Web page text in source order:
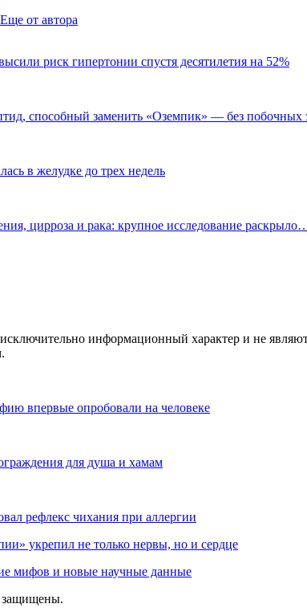
Еще от автора
риск гипертонии спустя десятилетия на 52%
способный заменить «Оземпик» — без побочных
в желудке до трех недель
цирроза и рака: крупное исследование
информационный характер и не
впервые опробовали на человеке
для душа и хамам
рефлекс чихания при аллергии
укрепил не только нервы, но и сердце
мифов и новые научные данные
защищены.